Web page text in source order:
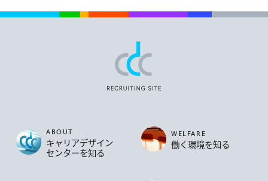
ABOUT
キャリアデザイン
センターを知る
WELFARE
働く環境を知る